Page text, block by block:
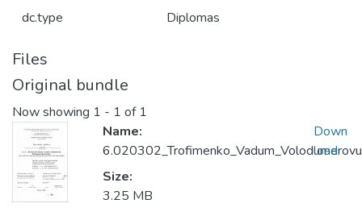
dc.type Diplomas
Files
Original bundle
Now showing 1 - 1 of 1
Name:
Size:
3.25 MB
Down
load